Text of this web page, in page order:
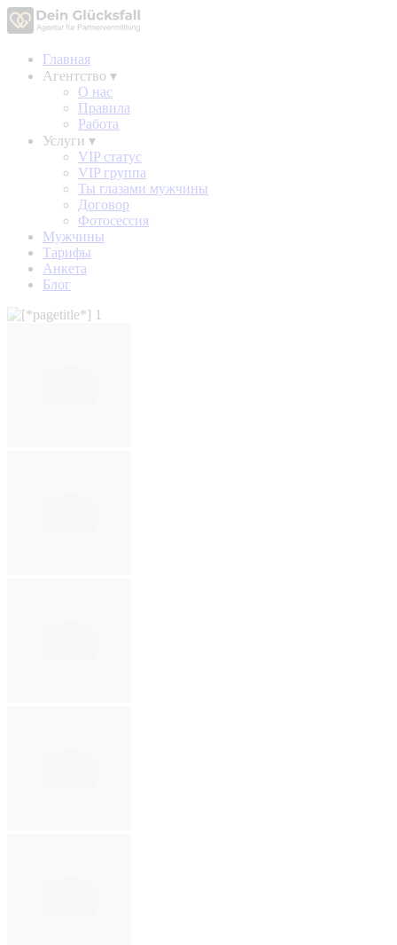
Главная
Агентство ▾
О нас
Правила
Работа
Услуги ▾
VIP статус
VIP группа
Ты глазами мужчины
Договор
Фотосессия
Мужчины
Тарифы
Анкета
Блог